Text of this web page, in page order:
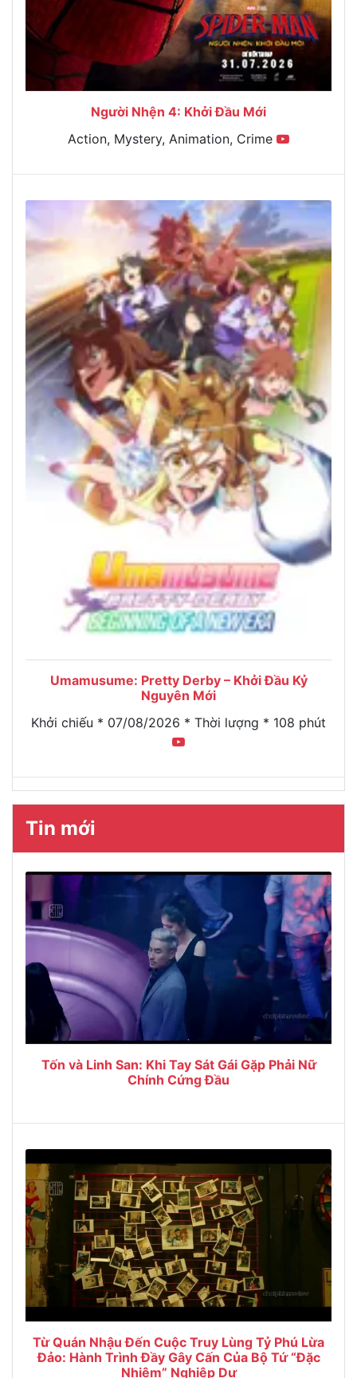
Người Nhện 4: Khởi Đầu Mới
Action, Mystery, Animation, Crime
Umamusume: Pretty Derby – Khởi Đầu Kỷ
Nguyên Mới
Khởi chiếu * 07/08/2026 * Thời lượng * 108 phút
Tin mới
Tốn và Linh San: Khi Tay Sát Gái Gặp Phải Nữ
Chính Cứng Đầu
Từ Quán Nhậu Đến Cuộc Truy Lùng Tỷ Phú Lừa
Đảo: Hành Trình Đầy Gây Cấn Của Bộ Tứ “Đặc
Nhiệm” Nghiệp Dư